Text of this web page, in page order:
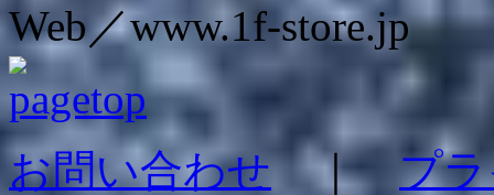
Web／www.1f-store.jp
お問い合わせ｜ プ